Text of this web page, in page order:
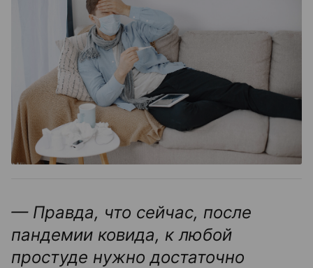
— Правда, что сейчас, после
пандемии ковида, к любой
простуде нужно достаточно